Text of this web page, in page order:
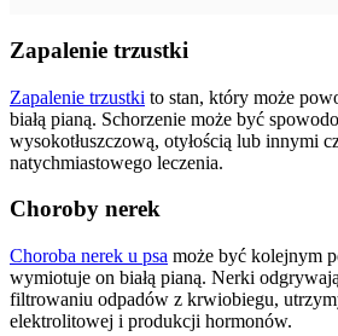
Zapalenie trzustki
Zapalenie trzustki to stan, który może
białą pianą. Schorzenie może być
wysokotłuszczową, otyłością lub innymi
natychmiastowego leczenia.
Choroby nerek
Choroba nerek u psa może być kolejnym
wymiotuje on białą pianą. Nerki
filtrowaniu odpadów z krwiobiegu,
elektrolitowej i produkcji hormonów.